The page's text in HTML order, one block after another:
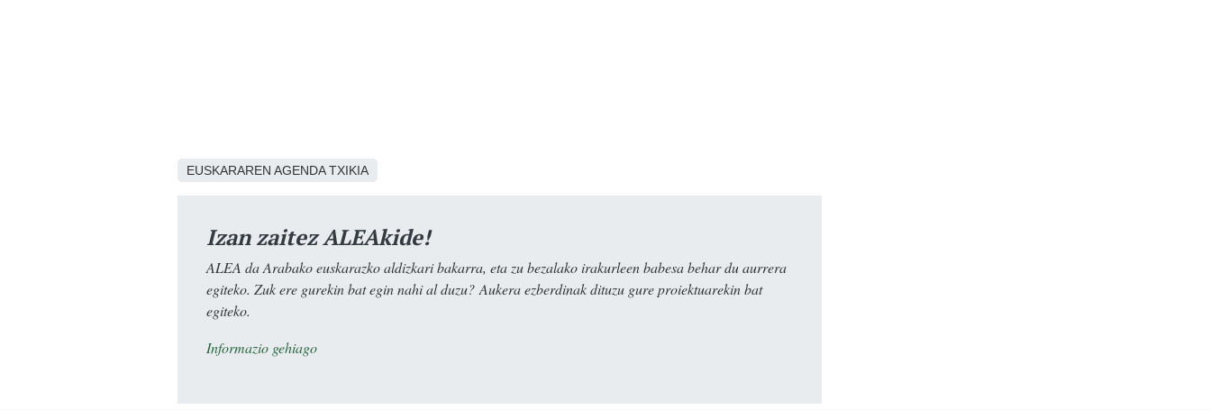
EUSKARAREN AGENDA TXIKIA
Izan zaitez ALEAkide!
ALEA da Arabako euskarazko aldizkari bakarra, eta zu bezalako irakurleen babesa behar du aurrera
egiteko. Zuk ere gurekin bat egin nahi al duzu? Aukera ezberdinak dituzu gure proiektuarekin bat
egiteko.
Informazio gehiago